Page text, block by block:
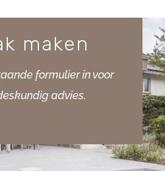
maken
formulier in voor
advies.